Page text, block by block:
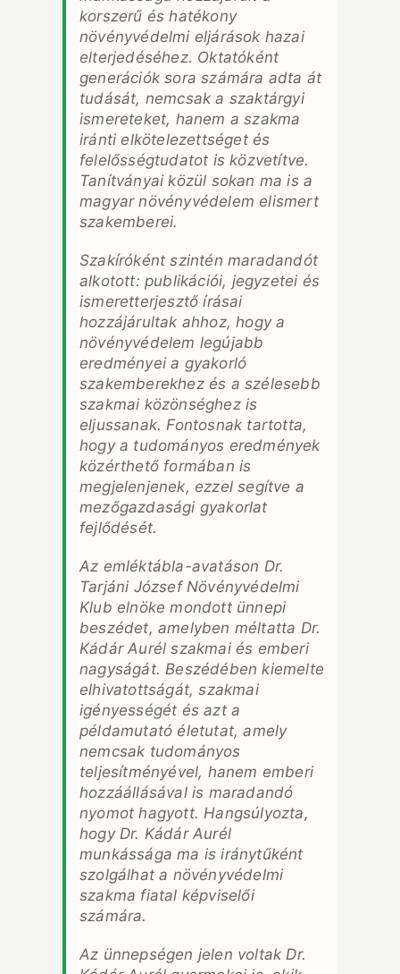
korszerű és hatékony
növényvédelmi eljárások hazai
elterjedéséhez. Oktatóként
generációk sora számára adta át
tudását, nemcsak a szaktárgyi
ismereteket, hanem a szakma
iránti elkötelezettséget és
felelősségtudatot is közvetítve.
Tanítványai közül sokan ma is a
magyar növényvédelem elismert
szakemberei.
Szakíróként szintén maradandót
alkotott: publikációi, jegyzetei és
ismeretterjesztő írásai
hozzájárultak ahhoz, hogy a
növényvédelem legújabb
eredményei a gyakorló
szakemberekhez és a szélesebb
szakmai közönséghez is
eljussanak. Fontosnak tartotta,
hogy a tudományos eredmények
közérthető formában is
megjelenjenek, ezzel segítve a
mezőgazdasági gyakorlat
fejlődését.
Az emléktábla-avatáson Dr.
Tarjáni József Növényvédelmi
Klub elnöke mondott ünnepi
beszédet, amelyben méltatta Dr.
Kádár Aurél szakmai és emberi
nagyságát. Beszédében kiemelte
elhivatottságát, szakmai
igényességét és azt a
példamutató életutat, amely
nemcsak tudományos
teljesítményével, hanem emberi
hozzáállásával is maradandó
nyomot hagyott. Hangsúlyozta,
hogy Dr. Kádár Aurél
munkássága ma is iránytűként
szolgálhat a növényvédelmi
szakma fiatal képviselői
számára.
Az ünnepségen jelen voltak Dr.